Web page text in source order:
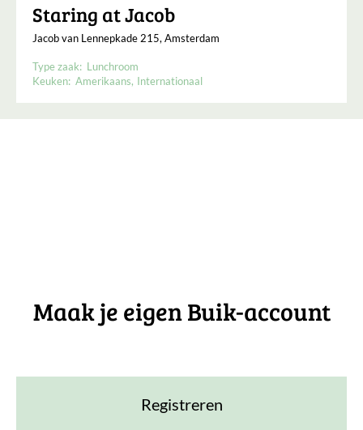
Staring at Jacob
Jacob van Lennepkade 215, Amsterdam
Type zaak: Lunchroom
Keuken: Amerikaans Internationaal
Maak je eigen Buik-account
Registreren